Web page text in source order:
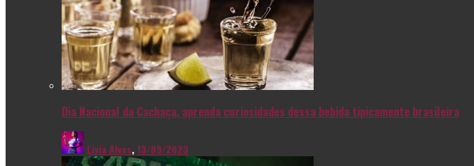
Dia Nacional da Cachaça, aprenda curiosidades dessa bebida tipicamente brasileira
Livia Alves,13/09/2023